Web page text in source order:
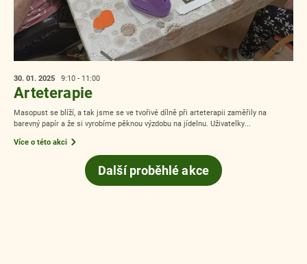
30. 01. 2025 9:10 - 11:00
Arteterapie
Masopust se blíží, a tak jsme se ve tvořivé dílně při arteterapii zaměřily na
barevný papír a že si vyrobíme pěknou výzdobu na jídelnu. Uživatelky...
Více o této akci
Další proběhlé akce